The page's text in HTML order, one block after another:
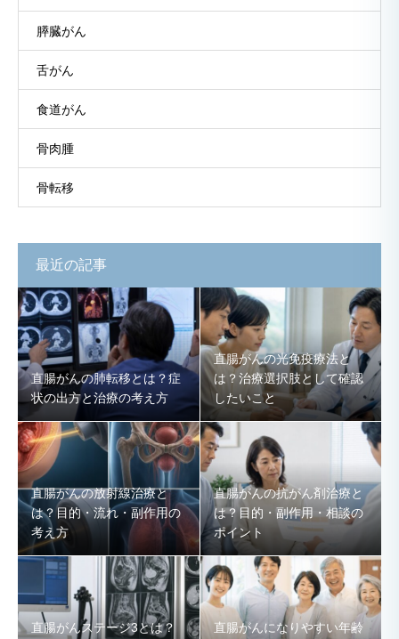
膵臓がん
舌がん
食道がん
骨肉腫
骨転移
最近の記事
直腸がんの肺転移とは？症
状の出方と治療の考え方
直腸がんの光免疫療法と
は？治療選択肢として確認
したいこと
直腸がんの放射線治療と
は？目的・流れ・副作用の
考え方
直腸がんの抗がん剤治療と
は？目的・副作用・相談の
ポイント
直腸がんステージ3とは？
直腸がんになりやすい年齢